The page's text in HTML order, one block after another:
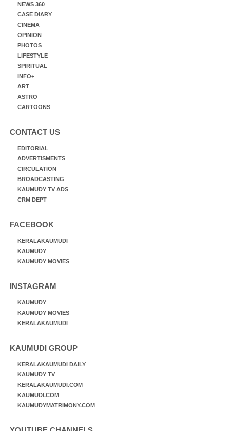
NEWS 360
CASE DIARY
CINEMA
OPINION
PHOTOS
LIFESTYLE
SPIRITUAL
INFO+
ART
ASTRO
CARTOONS
CONTACT US
EDITORIAL
ADVERTISMENTS
CIRCULATION
BROADCASTING
KAUMUDY TV ADS
CRM DEPT
FACEBOOK
KERALAKAUMUDI
KAUMUDY
KAUMUDY MOVIES
INSTAGRAM
KAUMUDY
KAUMUDY MOVIES
KERALAKAUMUDI
KAUMUDI GROUP
KERALAKAUMUDI DAILY
KAUMUDY TV
KERALAKAUMUDI.COM
KAUMUDI.COM
KAUMUDYMATRIMONY.COM